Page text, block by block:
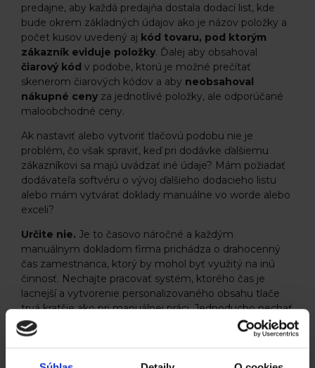
predajne, aby každá predajňa dostala dodací list, kde
bude okrem základných údajov ako je názov položky a
počet kusov uvedený aj kód tovaru, pod ktorým
zákazník eviduje položky. Ďalej aby obsahoval
čiarový kód v podobe, ktorú je možné prečítať
skenerom čiarových kódov a aby neobsahoval
nákupné ceny za jednotlivé položky, ale odporúčané
maloobchodné ceny.
Ak nastaviť alebo vytvoriť tlačovú podobu nie je
problém, čo však spraviť, keď pri dodávke ďalšiemu
zákazníkovi sa majú uvádzať iné údaje? Mám požiadať
dodávateľa softvéru o vývoj ďalšieho dodacieho listu
alebo mám vytvárať doklady manuálne vo worde alebo
exceli?
Určite nie. Je to časovo náročné a každým
manuálnym dokladom firma prichádza o drahocenný
čas zamestnanca, ktorý by mohol byť využitý na inú
činnosť. Nechajte pracovať systém, ktorého čas je
lacnejší a vytvorenie personalizovaného obsahu tlače
trvá kratšie ako pri manuálnej práci. Jednoducho nechať
pracovať systém je efektívnejšie. Ako firma rastie
a získava zákazníkov, menia sa aj nároky na informačné
systémy a procesy či už v systémoch alebo aj v rámci